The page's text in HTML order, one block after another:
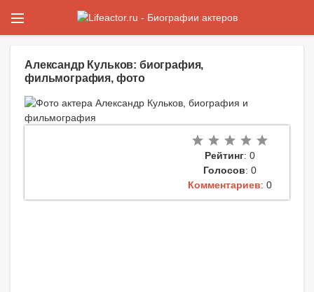
Александр Кульков: биография,
фильмография, фото
Рейтинг: 0
Голосов: 0
Комментариев: 0